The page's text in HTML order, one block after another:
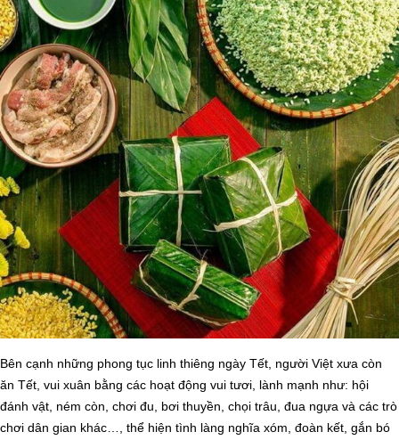
Bên cạnh những phong tục linh thiêng ngày Tết, người Việt xưa còn
ăn Tết, vui xuân bằng các hoạt động vui tươi, lành mạnh như: hội
đánh vật, ném còn, chơi đu, bơi thuyền, chọi trâu, đua ngựa và các trò
chơi dân gian khác…, thể hiện tình làng nghĩa xóm, đoàn kết, gắn bó